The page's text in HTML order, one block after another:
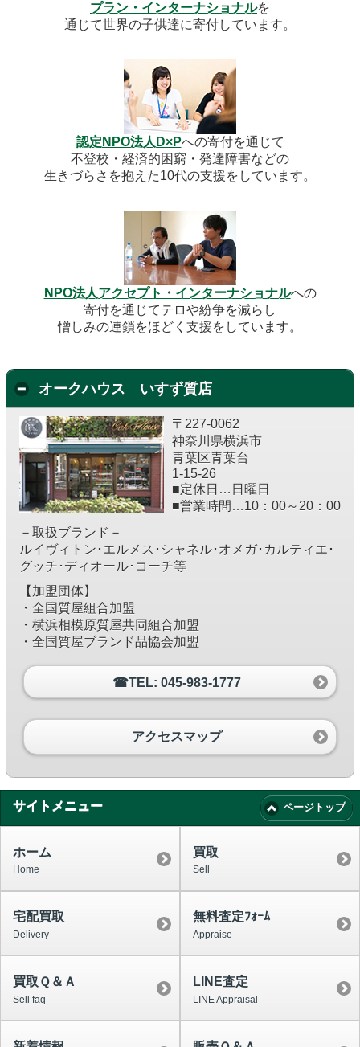
プラン・インターナショナルを
通じて世界の子供達に寄付しています。
認定NPO法人D×Pへの寄付を通じて
不登校・経済的困窮・発達障害などの
生きづらさを抱えた10代の支援をしています。
NPO法人アクセプト・インターナショナルへの
寄付を通じてテロや紛争を減らし
憎しみの連鎖をほどく支援をしています。
オークハウス いすず質店
〒227-0062
神奈川県横浜市
青葉区青葉台
1-15-26
■定休日…日曜日
■営業時間…10：00～20：00
－取扱ブランド－
ルイヴィトン･エルメス･シャネル･オメガ･カルティエ･
グッチ･ディオール･コーチ等
【加盟団体】
・全国質屋組合加盟
・横浜相模原質屋共同組合加盟
・全国質屋ブランド品協会加盟
☎TEL: 045-983-1777
アクセスマップ
サイトメニュー ページトップ
ホーム
Home
買取
Sell
宅配買取
Delivery
無料査定ﾌｫｰﾑ
Appraise
買取Ｑ＆Ａ
Sell faq
LINE査定
LINE Appraisal